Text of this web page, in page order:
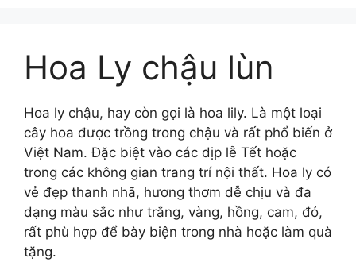
Hoa Ly chậu lùn
Hoa ly chậu, hay còn gọi là hoa lily. Là một loại
cây hoa được trồng trong chậu và rất phổ biến ở
Việt Nam. Đặc biệt vào các dịp lễ Tết hoặc
trong các không gian trang trí nội thất. Hoa ly có
vẻ đẹp thanh nhã, hương thơm dễ chịu và đa
dạng màu sắc như trắng, vàng, hồng, cam, đỏ,
rất phù hợp để bày biện trong nhà hoặc làm quà
tặng.